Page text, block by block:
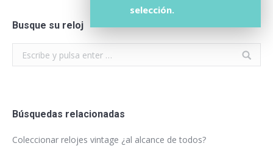
selección.
Busque su reloj
Search:
Búsquedas relacionadas
Coleccionar relojes vintage ¿al alcance de todos?